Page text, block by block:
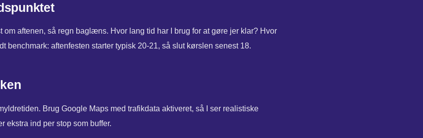
aftenen, så regn baglæns. Hvor lang tid har I brug for at gøre jer klar? Hvor
benchmark: aftenfesten starter typisk 20-21, så slut kørslen senest 18.
Brug Google Maps med trafikdata aktiveret, så I ser realistiske
ekstra ind per stop som buffer.